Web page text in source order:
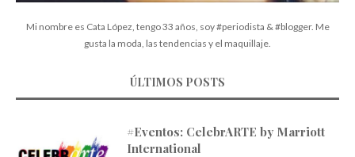
Mi nombre es Cata López, tengo 33 años, soy #periodista & #blogger. Me
gusta la moda, las tendencias y el maquillaje.
ÚLTIMOS POSTS
#Eventos: CelebrARTE by Marriott
International